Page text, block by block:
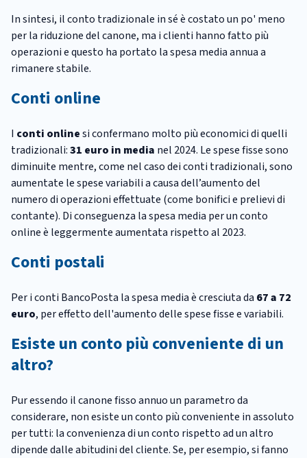
In sintesi, il conto tradizionale in sé è costato un po' meno
per la riduzione del canone, ma i clienti hanno fatto più
operazioni e questo ha portato la spesa media annua a
rimanere stabile.
Conti online
I conti onlinesi confermano molto più economici di quelli
tradizionali:31 euro in media nel 2024. Le spese fisse sono
diminuite mentre, come nel caso dei conti tradizionali, sono
aumentate le spese variabili a causa dell’aumento del
numero di operazioni effettuate (come bonifici e prelievi di
contante). Di conseguenza la spesa media per un conto
online è leggermente aumentata rispetto al 2023.
Conti postali
Per i conti BancoPosta la spesa media è cresciuta da 67 a 72
euro, per effetto dell'aumento delle spese fisse e variabili.
Esiste un conto più conveniente di un
altro?
Pur essendo il canone fisso annuo un parametro da
considerare, non esiste un conto più conveniente in assoluto
per tutti: la convenienza di un conto rispetto ad un altro
dipende dalle abitudini del cliente. Se, per esempio, si fanno